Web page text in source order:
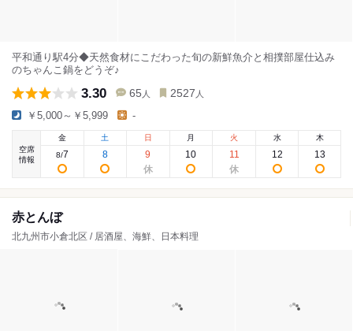
平和通り駅4分◆天然食材にこだわった旬の新鮮魚介と相撲部屋仕込み
のちゃんこ鍋をどうぞ♪
3.30 65 人 2527 人
￥5,000～￥5,999 -
空席
情報
金
8/7
土
8
日
9
月
10
火
11
水
12
木
13
赤とんぼ
北九州市小倉北区 / 居酒屋、海鮮、日本料理